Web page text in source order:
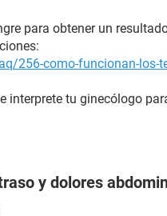
para obtener un
256-como-funcionan-los-
interprete tu ginecólogo
y dolores